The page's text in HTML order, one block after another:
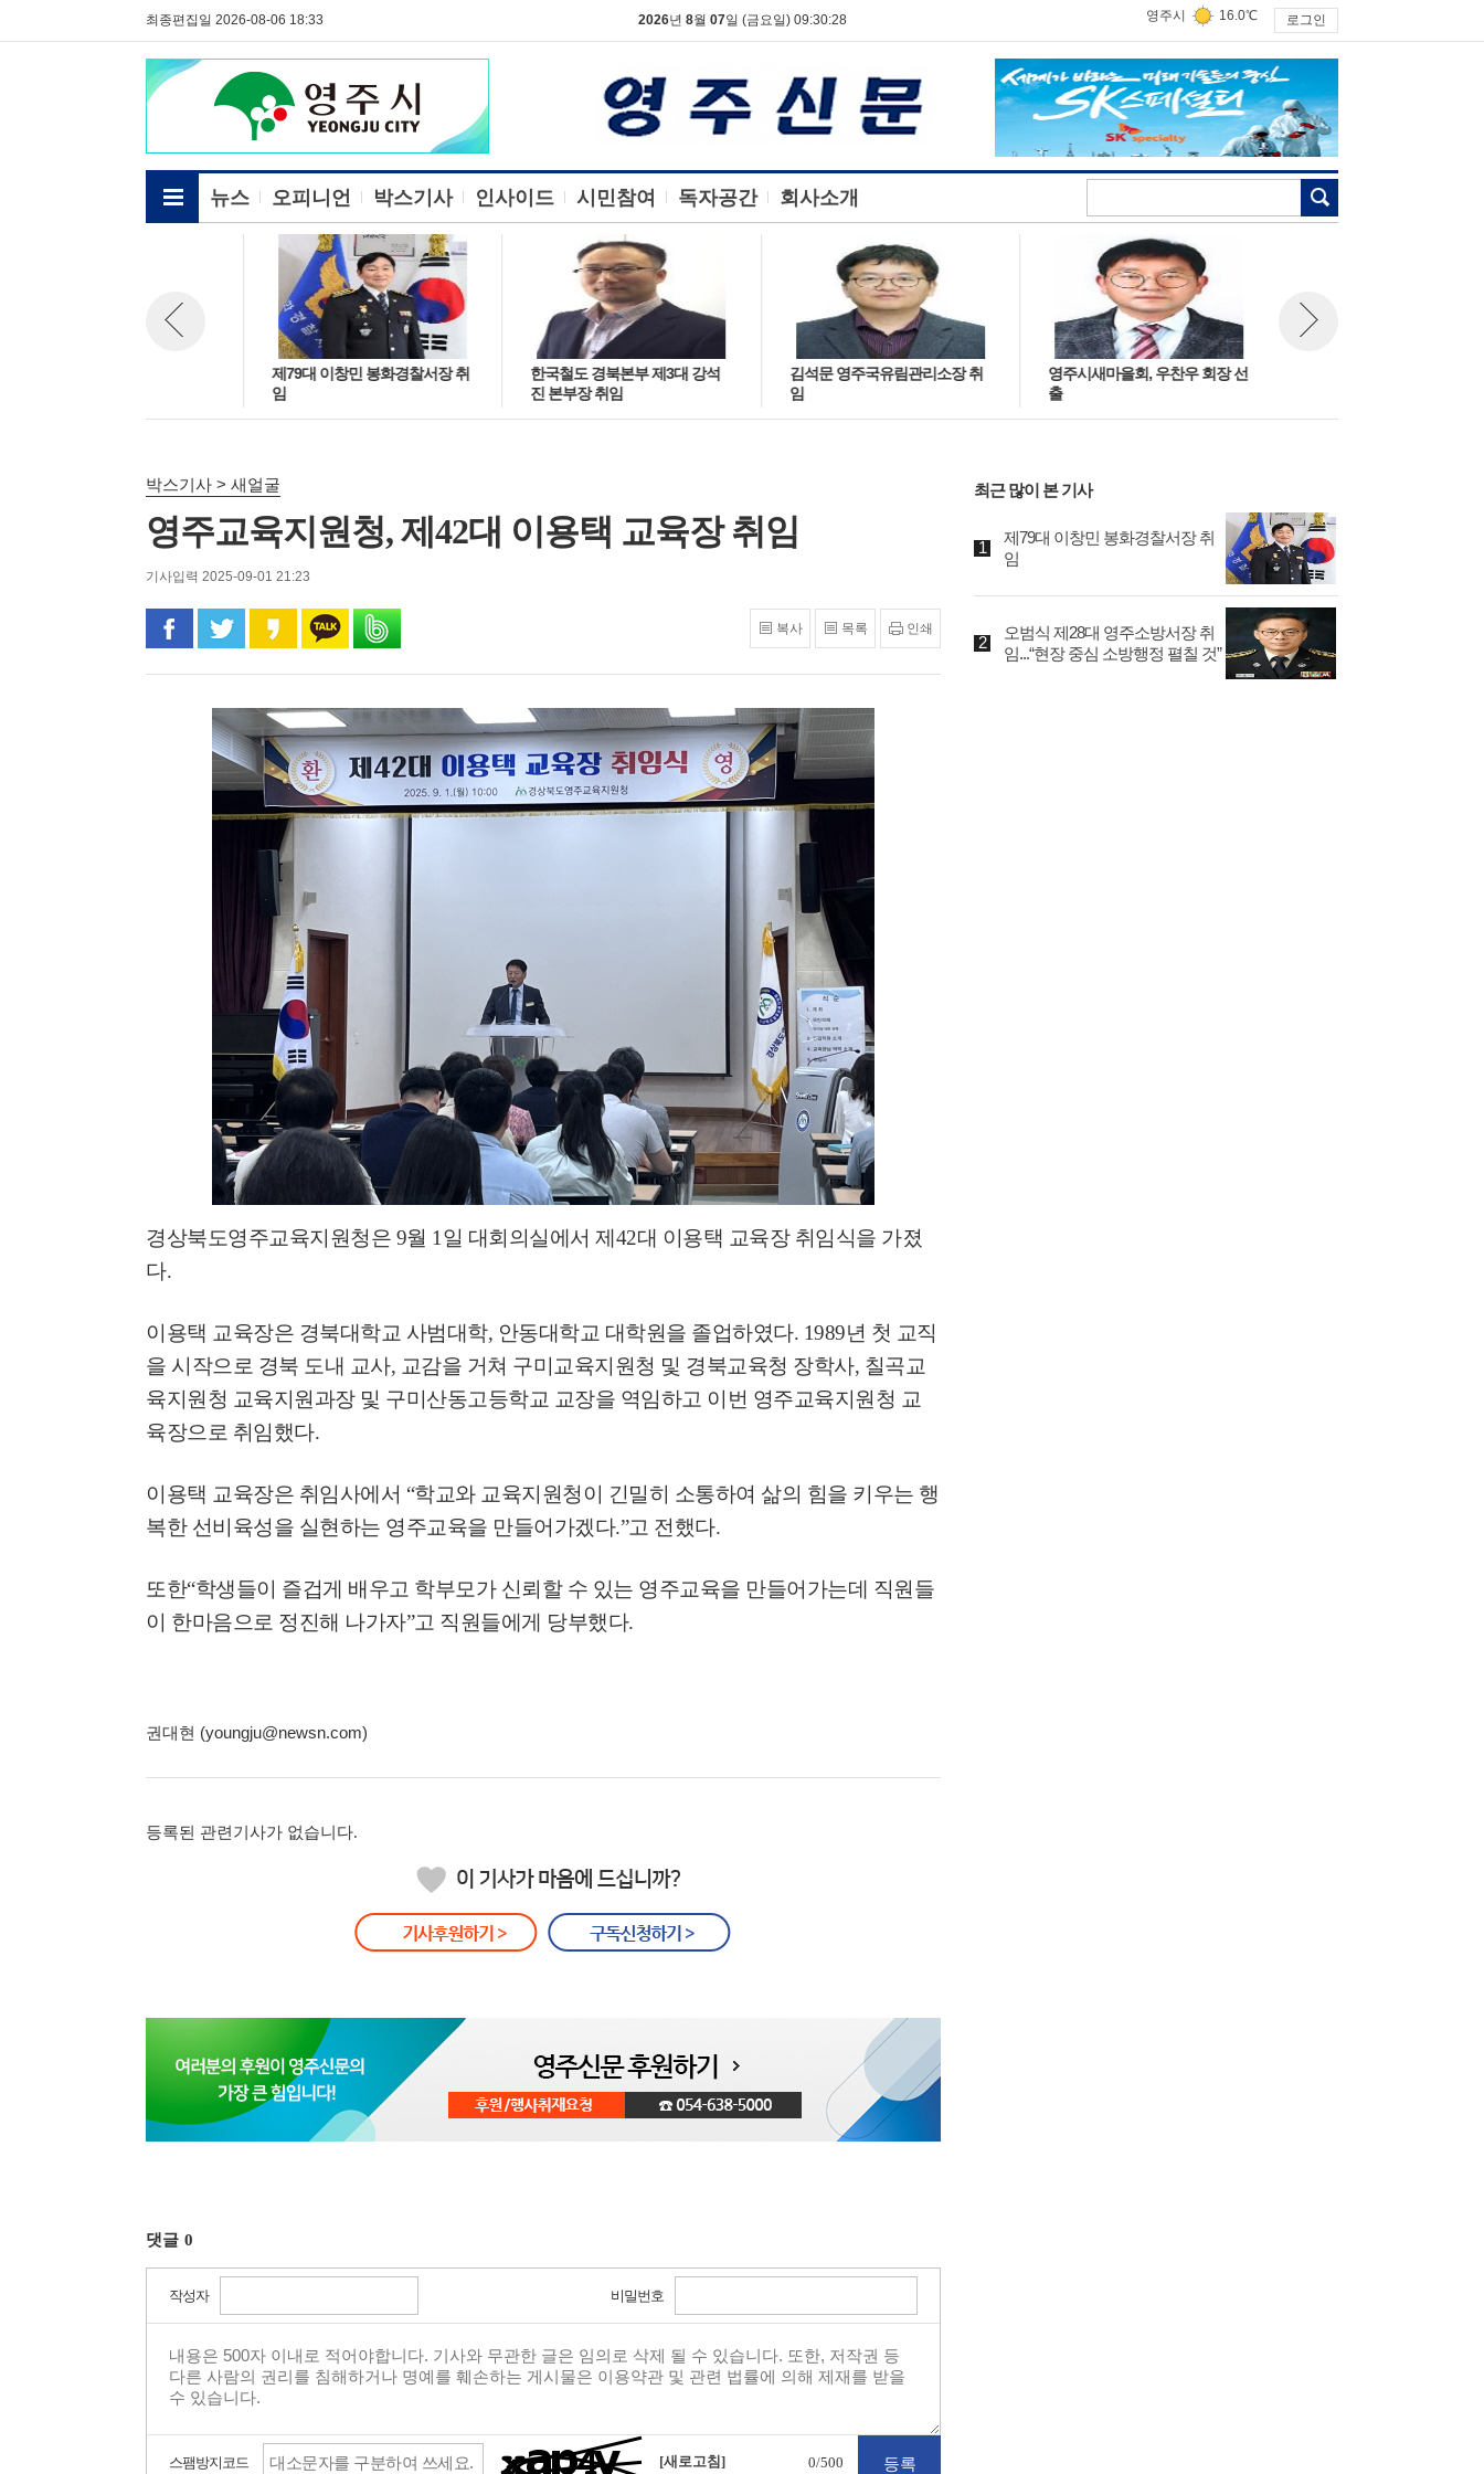
최종편집일 2026-08-06 18:33 2026년 8월 07일 (금요일) 09:30:29 영주시 16.0℃ 로그인
뉴스 오피니언 박스기사 인사이드 시민참여 독자공간 회사소개
전체메뉴보기
제79대 이창민 봉화경찰서장 취
한국철도 경북본부 제3대 강석
진 본부장 취임
김석문 영주국유림관리소장 취
영주시새마을회, 우찬우 회장 선
박스기사 > 새얼굴
영주교육지원청, 제42대 이용택 교육장 취임
기사입력 2025-09-01 21:23
페이스북으로 공유
트위터로 공유카카오 스토리로 공유
카카오톡으로 공유
복사 목록 인쇄
경상북도영주교육지원청은 9월 1 일 대회의실에서 제 42대 이용택 교육장 취임식을 가졌
다.
이용택 교육장은 경북대학교 사범대학, 안동대학교 대학원을 졸업하였다. 1989년 첫 교직
을 시작으로 경북 도내 교사, 교감을 거쳐 구미교육지원청 및 경북교육청 장학사, 칠곡교
육지원청 교육지원과장 및 구미산동고등학교 교장을 역임하고 이번 영주교육지원청 교
육장으로 취임했다.
이용택 교육장은 취임사에서 “학교와 교육지원청이 긴밀히 소통하여 삶의 힘을 키우는 행
복한 선비육성을 실현하는 영주교육을 만들어가겠다.”고 전했다.
또한“학생들이 즐겁게 배우고 학부모가 신뢰할 수 있는 영주교육을 만들어가는데 직원들
이 한마음으로 정진해 나가자”고 직원들에게 당부했다.
권대현 (youngju@newsn.com)
등록된 관련기사가 없습니다.
댓글 0
작성자 비밀번호
스팸방지코드 [새로고침] 0/500
최근 많이 본 기사
제79대 이창민 봉화경찰서장 취
임
오범식 제28대 영주소방서장 취
임...“현장 중심 소방행정 펼칠 것”